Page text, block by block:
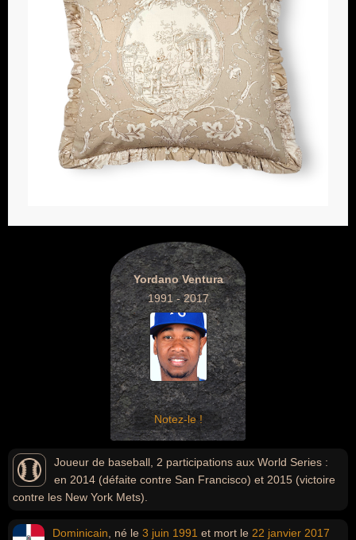
Yordano Ventura
1991 - 2017
Notez-le !
Joueur de baseball, 2 participations aux World Series :
en 2014 (défaite contre San Francisco) et 2015 (victoire
contre les New York Mets).
Dominicain , né le 3 juin 1991 et mort le 22 janvier 2017